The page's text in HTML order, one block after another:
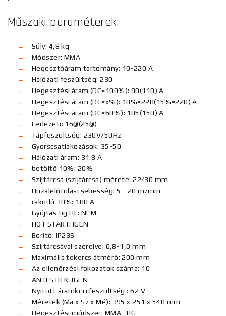
Műszaki paraméterek:
Súly: 4,8 kg
Módszer: MMA
Hegesztőáram tartomány: 10-220 A
Hálózati feszültség: 230
Hegesztési áram (DC=100%): 80(110) A
Hegesztési áram (DC=x%): 10%=220(15%=220) A
Hegesztési áram (DC=60%): 105(150) A
Fedezeti: 16@(25@)
Tápfeszültség: 230V/50Hz
Gyorscsatlakozások: 35-50
Hálózati áram: 31.8 A
betöltő 10%: 20%
Szíjtárcsa (szíjtárcsa) mérete: 22/30 mm
Huzalelőtolási sebesség: 5 - 20 m/min
rakodó 30%: 180 A
Gyújtás tig HF: NEM
HOT START: IGEN
Borító: IP23S
Szíjtárcsával szerelve: 0,8-1,0 mm
Maximális tekercs átmérő: 200 mm
Az ellenőrzési fokozatok száma: 10
ANTI STICK: IGEN
Nyitott áramköri feszültség : 62 V
Méretek (Ma x Sz x Mé): 395 x 251 x 540 mm
Hegesztési módszer: MMA, TIG